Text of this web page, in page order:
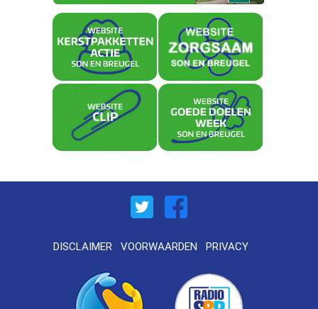
DISCLAIMER VOORWAARDEN PRIVACY